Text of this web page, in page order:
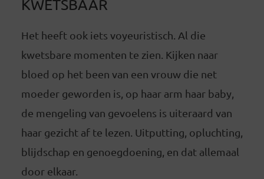
KWETSBAAR
Het heeft ook iets voyeuristisch. Al die
kwetsbare momenten te zien. Kijken naar
bloed op het been van een vrouw die net
moeder geworden is, op haar arm haar baby,
de mengeling van gevoelens is uiteraard van
haar gezicht af te lezen. Uitputting, opluchting,
blijdschap en genoegdoening, en dat allemaal
door elkaar.